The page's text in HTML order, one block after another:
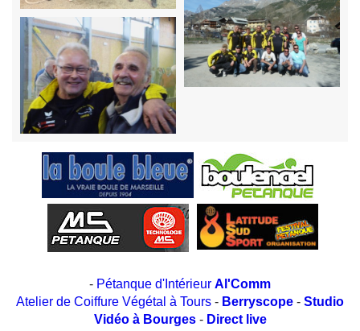
- Pétanque d'Intérieur Al'Comm
Atelier de Coiffure Végétal à Tours - Berryscope - Studio
Vidéo à Bourges- Direct live